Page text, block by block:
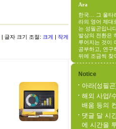
| 글자 크기 조절: 크게 | 작게
Ara
한국… 그 울타
라의 영어 제대
는 성필곤입니
발상의 전환은
루어지는 것이
공부하고, 연구
뒤에 조금씩 찾
Notice
아라(성필
해외 사업/
배움 등의
댓글 달 시
에 시간을